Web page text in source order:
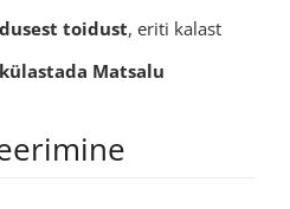
toidust, eriti kalast
külastada Matsalu